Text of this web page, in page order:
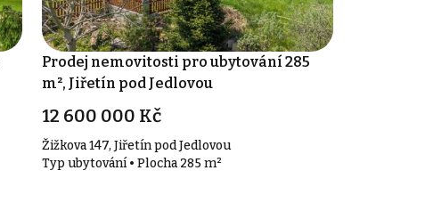
Prodej nemovitosti pro ubytování 285
m², Jiřetín pod Jedlovou
12 600 000 Kč
Žižkova 147, Jiřetín pod Jedlovou
Typ ubytování • Plocha 285 m²